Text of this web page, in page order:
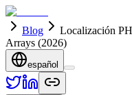
Blog
Localización
Arrays (2026)
español